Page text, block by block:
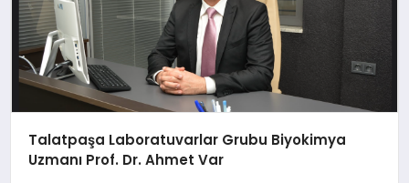
Talatpaşa Laboratuvarlar Grubu Biyokimya
Uzmanı Prof. Dr. Ahmet Var